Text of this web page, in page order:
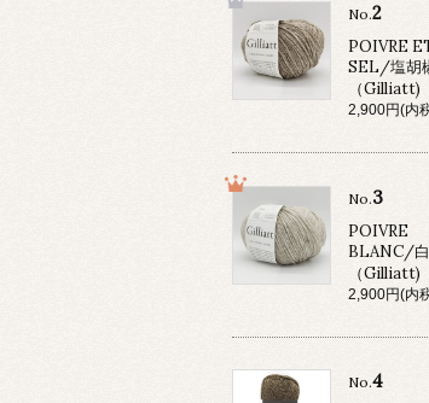
No.2
POIVRE
SEL/塩胡
（Gilliatt)
2,900円(内
No.3
POIVRE
BLANC/
（Gilliatt)
2,900円(内
No.4